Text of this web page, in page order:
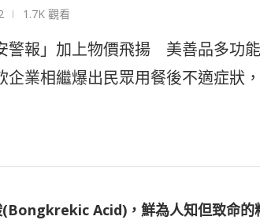
1.7K 觀看
警報」加上物價飛揚 美善品多功
企業相繼爆出民眾用餐後不適症狀
(Bongkrekic Acid)，鮮為人知但致命的